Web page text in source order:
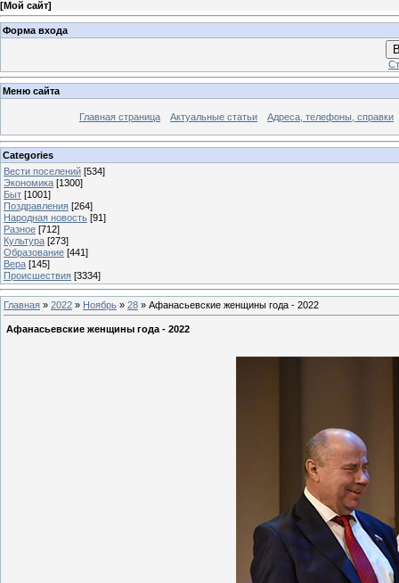
[Мой сайт]
Форма входа
Меню сайта
Главная страница Актуальные статьи Адреса, телефоны, справки
Categories
Вести поселений [534]
Экономика [1300]
Быт [1001]
Поздравления [264]
Народная новость [91]
Разное [712]
Культура [273]
Образование [441]
Вера [145]
Происшествия [3334]
Главная » 2022 » Ноябрь » 28 » Афанасьевские женщины года - 2022
Афанасьевские женщины года - 2022